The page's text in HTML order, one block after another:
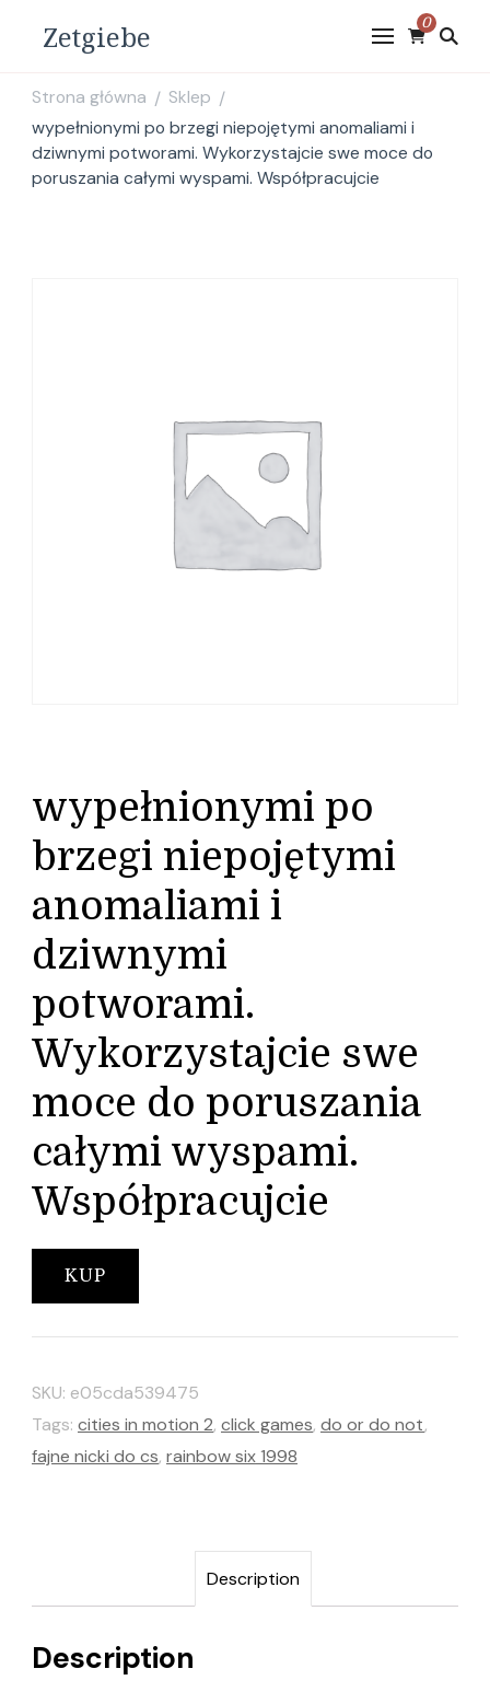
Zetgiebe 0
Strona główna / Sklep /
wypełnionymi po brzegi niepojętymi anomaliami i
dziwnymi potworami. Wykorzystajcie swe moce do
poruszania całymi wyspami. Współpracujcie
wypełnionymi po
brzegi niepojętymi
anomaliami i
dziwnymi
potworami.
Wykorzystajcie swe
moce do poruszania
całymi wyspami.
Współpracujcie
KUP
SKU: e05cda539475
Tags: cities in motion 2, click games, do or do not,
fajne nicki do cs, rainbow six 1998
Description
Description